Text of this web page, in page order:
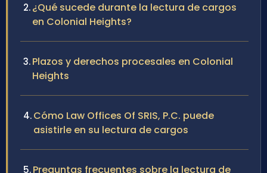
¿Qué sucede durante la lectura de cargos
en Colonial Heights?
Plazos y derechos procesales en Colonial
Heights
Cómo Law Offices Of SRIS, P.C. puede
asistirle en su lectura de cargos
Preguntas frecuentes sobre la lectura de